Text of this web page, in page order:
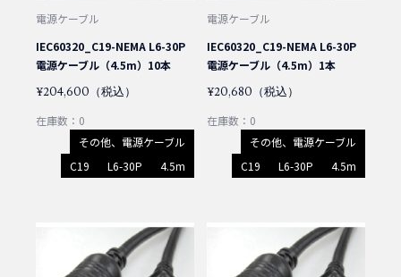
電源ケーブル
IEC60320_C19-NEMA L6-30P
電源ケーブル（4.5m）10本
¥204,600（税込）
在庫数：0
その他、電源ケーブル
C19
L6-30P 4.5m
電源ケーブル
IEC60320_C19-NEMA L6-30P
電源ケーブル（4.5m）1本
¥20,680（税込）
在庫数：0
その他、電源ケーブル
C19
L6-30P 4.5m